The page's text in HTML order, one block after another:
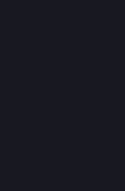
need to be